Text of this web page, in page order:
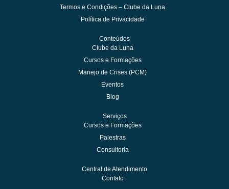
Termos e Condições – Clube da Luna
Política de Privacidade
Conteúdos
Clube da Luna
Cursos e Formações
Manejo de Crises (PCM)
Eventos
Blog
Serviços
Cursos e Formações
Palestras
Consultoria
Central de Atendimento
Contato